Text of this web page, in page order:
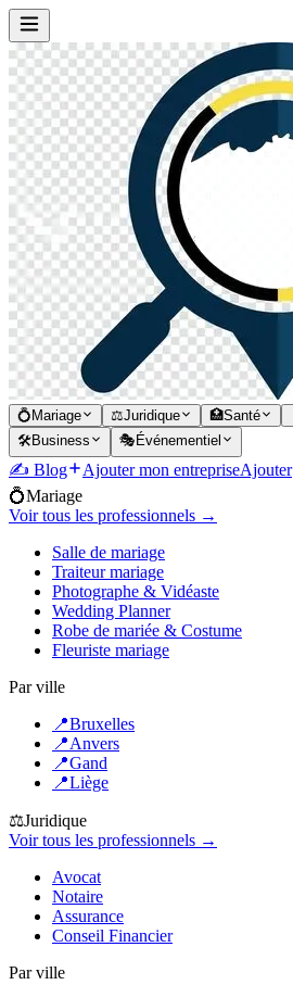
💍 Mariage ⚖️Juridique 🏥Santé
🛠️Business 🎭 Événementiel
✍️ Blog Ajouter mon entrepriseAjouter
💍Mariage
Voir tous les professionnels →
Salle de mariage
Traiteur mariage
Photographe & Vidéaste
Wedding Planner
Robe de mariée & Costume
Fleuriste mariage
Par ville
📍Bruxelles
📍Anvers
📍Gand
📍Liège
⚖️Juridique
Voir tous les professionnels →
Avocat
Notaire
Assurance
Conseil Financier
Par ville